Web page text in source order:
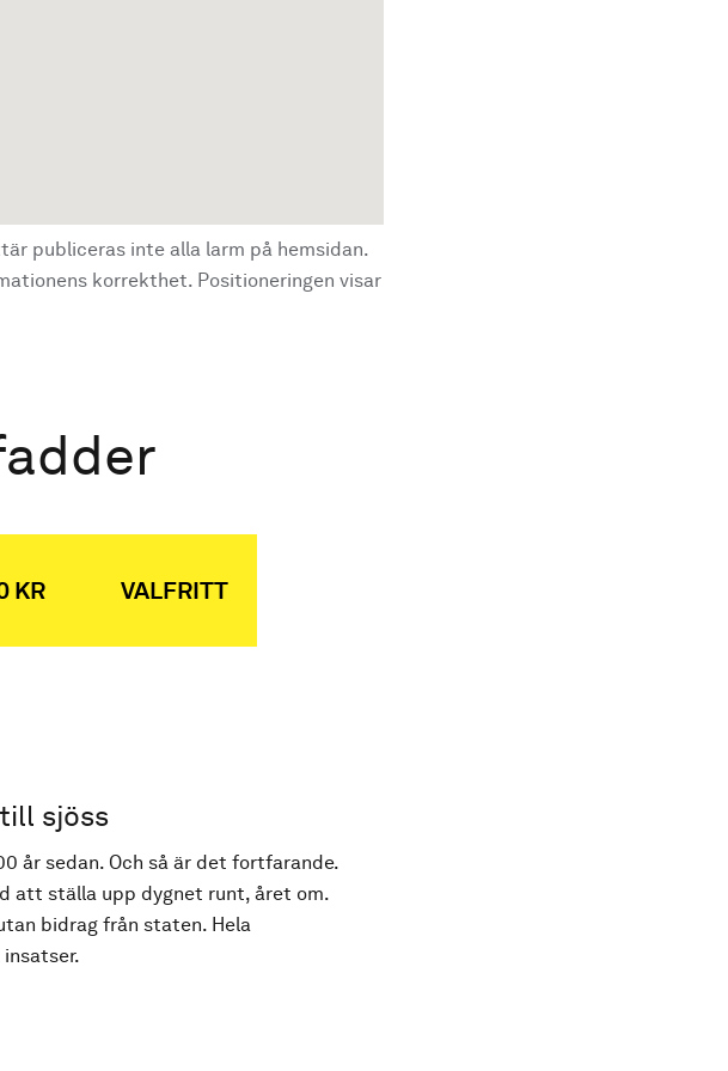
publiceras inte alla larm på hemsidan.
korrekthet. Positioneringen visar
KR VALFRITT
sjöss
år sedan. Och så är det fortfarande.
att ställa upp dygnet runt, året om.
bidrag från staten. Hela